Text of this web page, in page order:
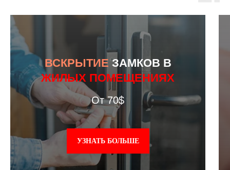
ВСКРЫТИЕЗАМКОВ В
ЖИЛЫХ ПОМЕЩЕНИЯХ
От 70$
УЗНАТЬ БОЛЬШЕ